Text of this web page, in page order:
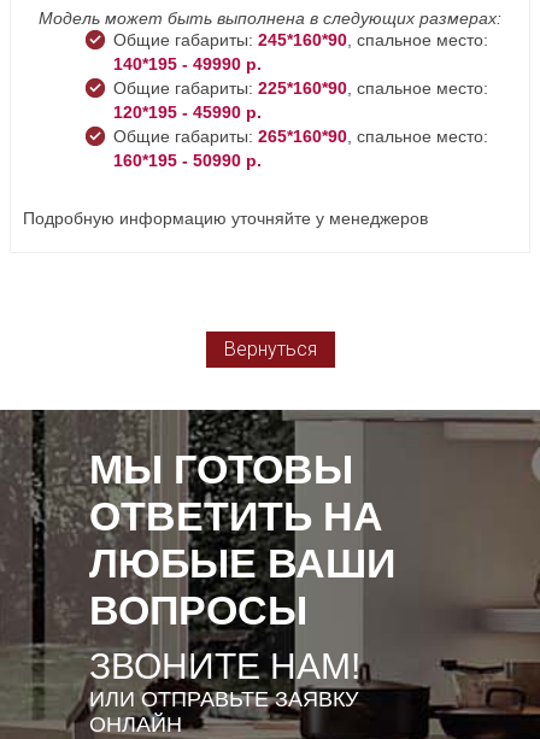
Модель может быть выполнена в следующих размерах:
Общие габариты: 245*160*90 , спальное место:
140*195 - 49990 р.
Общие габариты: 225*160*90 , спальное место:
120*195 - 45990 р.
Общие габариты: 265*160*90 , спальное место:
160*195 - 50990 р.
Подробную информацию уточняйте у менеджеров
Вернуться
МЫ ГОТОВЫ
ОТВЕТИТЬ НА
ЛЮБЫЕ ВАШИ
ВОПРОСЫ
ЗВОНИТЕ НАМ!
ИЛИ ОТПРАВЬТЕ ЗАЯВКУ
ОНЛАЙН